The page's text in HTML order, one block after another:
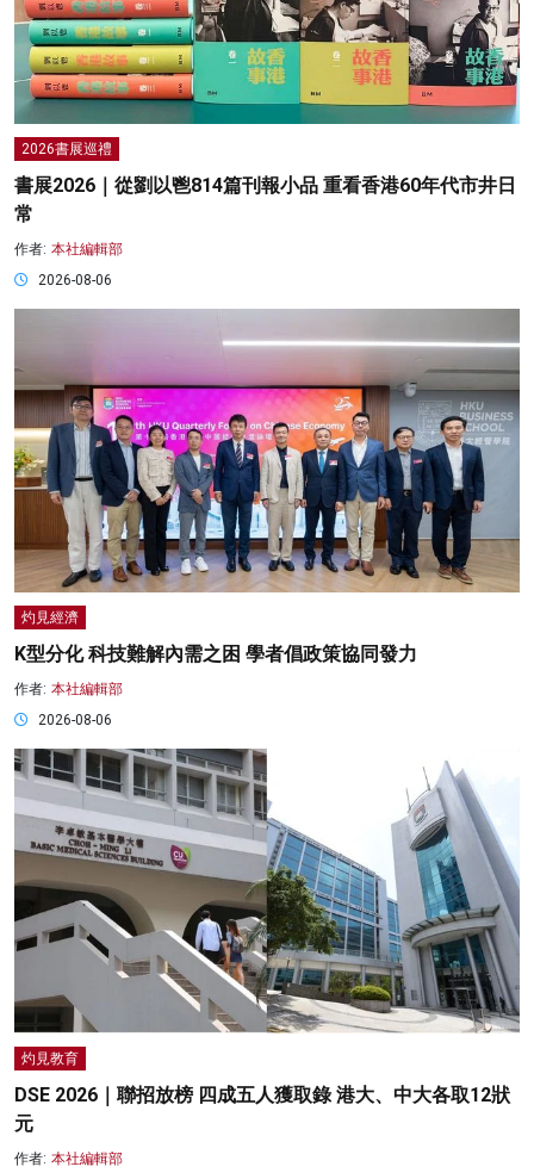
2026書展巡禮
書展2026｜從劉以鬯814篇刊報小品 重看香港60年代市井日
常
作者: 本社編輯部
2026-08-06
灼見經濟
K型分化 科技難解內需之困 學者倡政策協同發力
作者: 本社編輯部
2026-08-06
灼見教育
DSE 2026｜聯招放榜 四成五人獲取錄 港大、中大各取12狀
元
作者: 本社編輯部